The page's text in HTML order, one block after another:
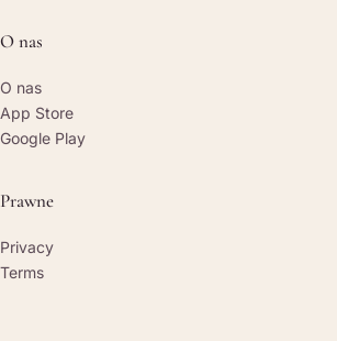
O nas
O nas
App Store
Google Play
Prawne
Privacy
Terms